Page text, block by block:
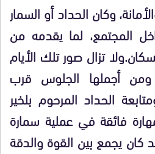
وكان الحداد أو السمار
المجتمع، لما يقدمه من
تزال صور تلك الأيام
ومن أجملها الجلوس قرب
الحداد المرحوم بلخير
فائقة في عملية سمارة
يجمع بين القوة والدقة